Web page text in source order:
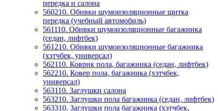
передка и салона
560210. Обивки шумоизоляционные щитка
передка (учебный автомобиль)
561110. Обивки шумоизоляционные багажника
(седан, лифтбек)
561210. Обивки шумоизоляционные багажника
(хэтчбек, универсал)
562110. Коврик пола, багажника (седан, лифтбек)
562210. Ковер пола, багажника (хэтчбек,
универсал)
563110. Заглушки салона
563210. Заглушки пола багажника (седан, лифтбек)
563310. Заглушки пола багажника (хэтчбек,